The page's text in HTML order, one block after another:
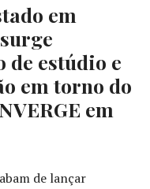
em
de estúdio e
em torno do
em
de lançar